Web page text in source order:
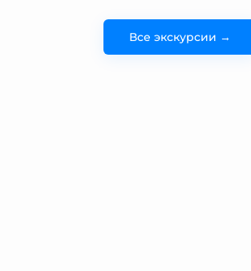
Все экскурсии →